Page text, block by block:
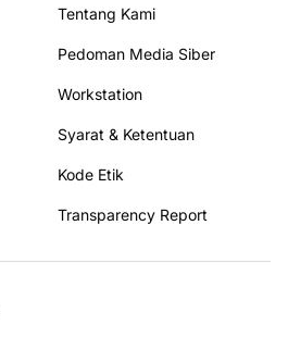
Tentang Kami
Pedoman Media Siber
Workstation
Syarat & Ketentuan
Kode Etik
Transparency Report